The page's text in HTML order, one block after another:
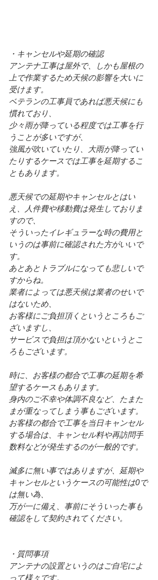
・キャンセルや延期の確認
アンテナ工事は屋外で、しかも屋根の
上で作業するため天候の影響を大いに
受けます。
ベテランの工事員であれば悪天候にも
慣れており、
少々雨が降っている程度では工事を行
うことが多いですが、
強風が吹いていたり、大雨が降ってい
たりするケースでは工事を延期するこ
ともあります。
悪天候での延期やキャンセルとはい
え、人件費や移動費は発生しておりま
すので、
そういったイレギュラーな時の費用と
いうのは事前に確認された方がいいで
す。
あとあとトラブルになっても悲しいで
すからね。
業者によっては悪天候は業者のせいで
はないため、
お客様にご負担頂くというところもご
ざいますし、
サービスで負担は頂かないというとこ
ろもございます。
時に、お客様の都合で工事の延期を希
望するケースもあります。
身内のご不幸や体調不良など、たまた
まが重なってしまう事もございます。
お客様の都合で工事を当日キャンセル
する場合は、キャンセル料や再訪問手
数料などが発生するのが一般的です。
滅多に無い事ではありますが、延期や
キャンセルというケースの可能性は0で
は無い為、
万が一に備え、事前にそういった事も
確認をして契約されてください。
・質問事項
アンテナの設置というのはご自宅によ
って様々です。